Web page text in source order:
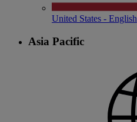
United States - English
Asia Pacific